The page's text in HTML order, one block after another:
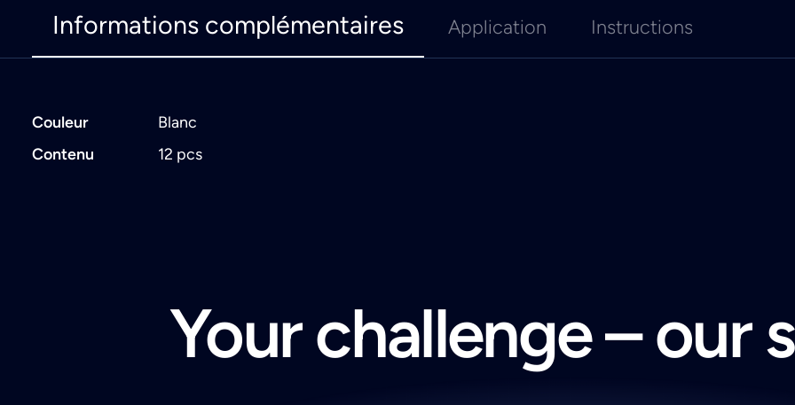
Informations complémentaires Application Instructions
Couleur
Blanc
Contenu
12 pcs
Your challenge – our